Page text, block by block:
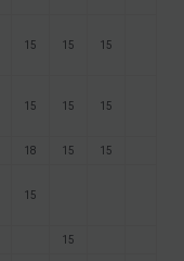
15 15 15
15 15 15
18 15 15
15
15